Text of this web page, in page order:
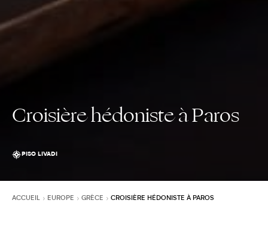
Croisière hédoniste à Paros
PISO LIVADI
ACCUEIL EUROPE GRÈCE CROISIÈRE HÉDONISTE À PAROS